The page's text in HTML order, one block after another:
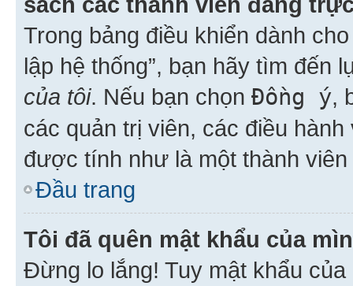
Trong bảng điều khiển dành
lập hệ thống”, bạn hãy tìm đến
của tôi. Nếu bạn chọn Đồng ý,
các quản trị viên, các điều
được tính như là một thành viên
Đầu trang
Tôi đã quên mật khẩu của
Đừng lo lắng! Tuy mật khẩu